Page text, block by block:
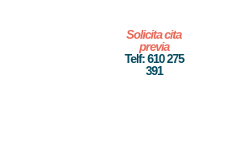
Solicita cita
previa
Telf: 610 275
391